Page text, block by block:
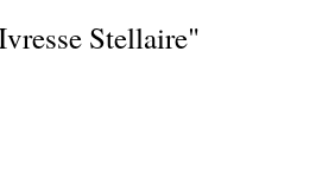
Stellaire"